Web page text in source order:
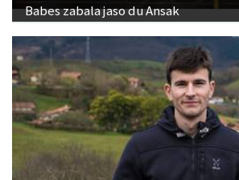
Babes zabala jaso du Ansak